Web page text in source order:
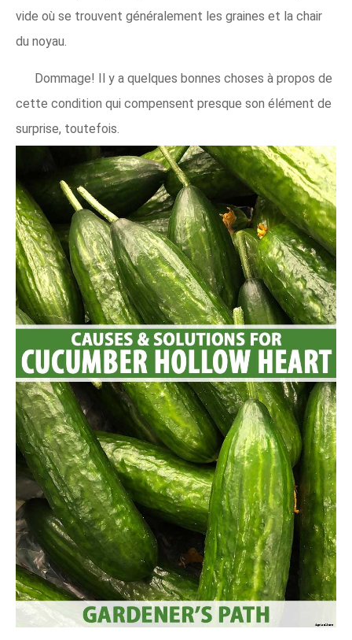
vide où se trouvent généralement les graines et la chair
du noyau.
Dommage! Il y a quelques bonnes choses à propos de
cette condition qui compensent presque son élément de
surprise, toutefois.